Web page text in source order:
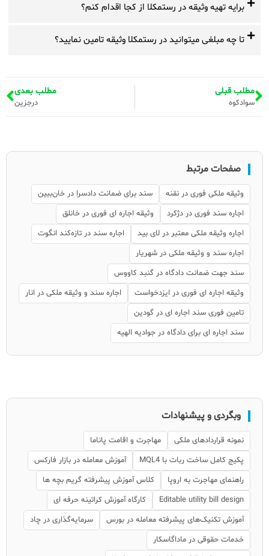
برایه تهیه وثیقه در رستمکلا از کجا اقدام کنم؟
تا چه مبلغی میتوانید در رستمکلا وثیقه تامین نمایید؟
مطلب قبلی
سوادکوه
مطلب بعدی
درجزین
صفحات مرتبط
وثیقه ملکی فوری در نقنه
سند برای ضمانت دادسرا در خان‌ببین
اجاره سند فوری در دژکرد
وثیقه اجاره ای فوری در خانلق
اجاره وثیقه ملکی معتبر در لای بید
اجاره سند در تازه‌کند انگوت
اجاره سند و وثیقه ملکی در شهریار
سند جهت ضمانت دادگاه در گنبد کاووس
وثیقه اجاره ای فوری در ایزدخواست
اجاره سند و وثیقه ملکی در انار
تامین فوری سند اجاره ای در گودین
سند اجاره ای برای دادگاه در جوادیه الهیه
وبگردی و پیشنهادات
نمونه قراردادهای ملکی
مهاجرت و اقامت پاناما
پکیج کامل ساخت ربات با MQL4
آموزش معامله در بازار فارکس
راهنمای مهاجرت به اروپا
کلاس آموزش پیشرفته گریم بچه ها
Editable utility bill design
کارگاه آموزش کراتینه حرفه ای
آموزش تکنیک‌های پیشرفته معامله در بورس
سرمایه‌گذاری در چاد
خدمات حقوقی در ماداگاسکار